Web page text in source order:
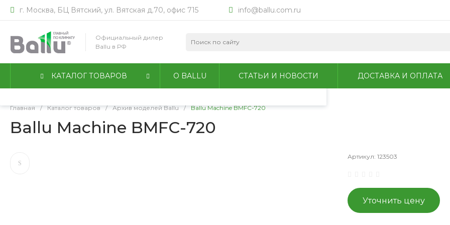
работы сайта. Оставаясь на сайте, вы соглашаетесь с
конфиденциальности.
Принимаю Подробнее
г. Москва, БЦ Вятский, ул. Вятская д.70, офис 715 info@ballu.com.ru
Официальный дилер
Ballu в РФ
КАТАЛОГ ТОВАРОВ О BALLU СТАТЬИ И НОВОСТИ ДОСТАВКА И ОПЛАТА
Главная / Каталог товаров / Архив моделей Ballu / Ballu Machine BMFC-720
Ballu Machine BMFC-720
Артикул: 123503
Уточнить цену